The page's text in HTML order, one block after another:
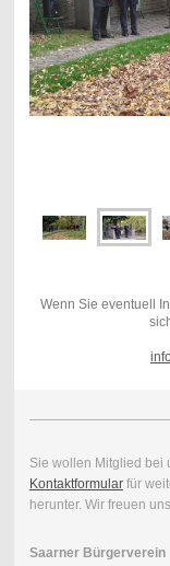
Wenn Sie eventuell
Sie wollen Mitglied bei
Kontaktformularfür
herunter. Wir freuen
Saarner Bürgerverein